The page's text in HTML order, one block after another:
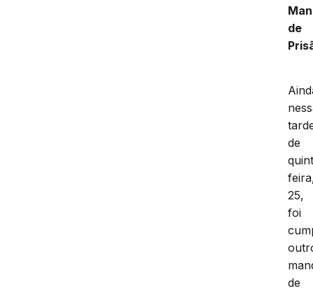
de
de
25,
foi
de